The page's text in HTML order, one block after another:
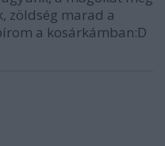
zöldség marad a
a kosárkámban:D